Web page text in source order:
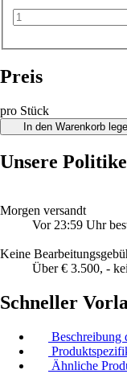
Preis
pro Stück
In den Warenkorb
Unsere
Morgen versandt
Vor 23:59 Uhr
Keine
Über € 3.500, -
Schneller
Beschreibung
Ähnliche